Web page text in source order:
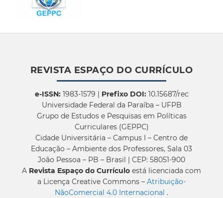
REVISTA ESPAÇO DO CURRÍCULO
e-ISSN:1983-1579 | Prefixo DOI:10.15687/rec
Universidade Federal da Paraíba – UFPB
Grupo de Estudos e Pesquisas em Políticas
Curriculares (GEPPC)
Cidade Universitária – Campus I – Centro de
Educação – Ambiente dos Professores, Sala 03
João Pessoa – PB – Brasil | CEP: 58051-900
A Revista Espaço do Currículo está licenciada com
a Licença Creative Commons – Atribuição-
NãoComercial 4.0 Internacional .